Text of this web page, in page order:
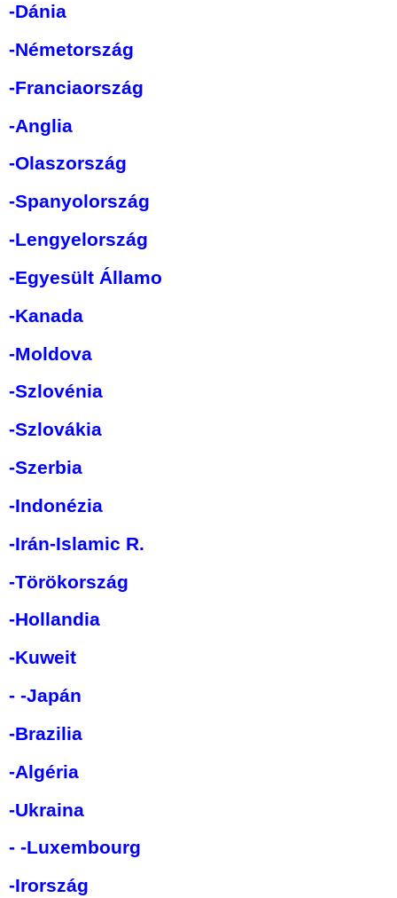
-Dánia
-Németország
-Franciaország
-Anglia
-Olaszország
-Spanyolország
-Lengyelország
-Egyesült Államo
-Kanada
-Moldova
-Szlovénia
-Szlovákia
-Szerbia
-Indonézia
-Irán-Islamic R.
-Törökország
-Hollandia
-Kuweit
- -Japán
-Brazilia
-Algéria
-Ukraina
- -Luxembourg
-Irország